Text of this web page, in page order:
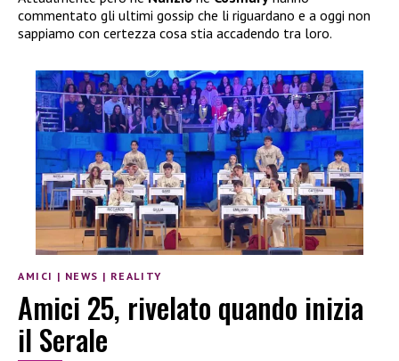
commentato gli ultimi gossip che li riguardano e a oggi non
sappiamo con certezza cosa stia accadendo tra loro.
AMICI | NEWS | REALITY
Amici 25, rivelato quando inizia
il Serale